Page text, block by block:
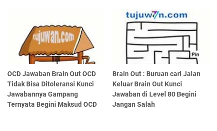
OCD Jawaban Brain Out OCD
Tidak Bisa Ditoleransi Kunci
Jawabannya Gampang
Ternyata Begini Maksud OCD
Brain Out : Buruan cari Jalan
Keluar Brain Out Kunci
Jawaban di Level 80 Begini
Jangan Salah